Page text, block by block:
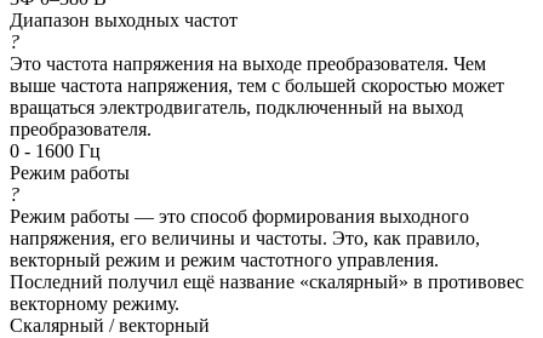
Диапазон выходных частот
?
Это частота напряжения на выходе преобразователя. Чем
выше частота напряжения, тем с большей скоростью может
вращаться электродвигатель, подключенный на выход
преобразователя.
0 - 1600 Гц
Режим работы
?
Режим работы — это способ формирования выходного
напряжения, его величины и частоты. Это, как правило,
векторный режим и режим частотного управления.
Последний получил ещё название «скалярный» в противовес
векторному режиму.
Скалярный / векторный